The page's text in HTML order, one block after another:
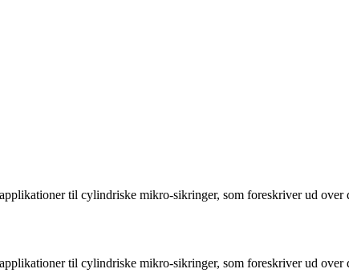
til cylindriske mikro-sikringer, som foreskriver ud over
til cylindriske mikro-sikringer, som foreskriver ud over